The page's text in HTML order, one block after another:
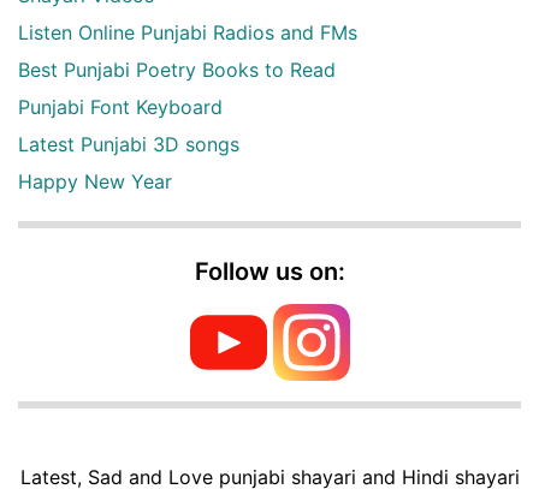
Listen Online Punjabi Radios and FMs
Best Punjabi Poetry Books to Read
Punjabi Font Keyboard
Latest Punjabi 3D songs
Happy New Year
Follow us on:
Latest, Sad and Love punjabi shayari and Hindi shayari